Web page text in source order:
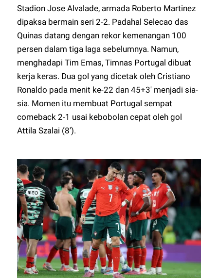
Stadion Jose Alvalade, armada Roberto Martinez
dipaksa bermain seri 2-2. Padahal Selecao das
Quinas datang dengan rekor kemenangan 100
persen dalam tiga laga sebelumnya. Namun,
menghadapi Tim Emas, Timnas Portugal dibuat
kerja keras. Dua gol yang dicetak oleh Cristiano
Ronaldo pada menit ke-22 dan 45+3' menjadi sia-
sia. Momen itu membuat Portugal sempat
comeback 2-1 usai kebobolan cepat oleh gol
Attila Szalai (8').